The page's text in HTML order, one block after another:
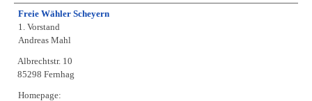
Freie Wähler Scheyern
1. Vorstand
Andreas Mahl
Albrechtstr. 10
85298 Fernhag
Homepage: